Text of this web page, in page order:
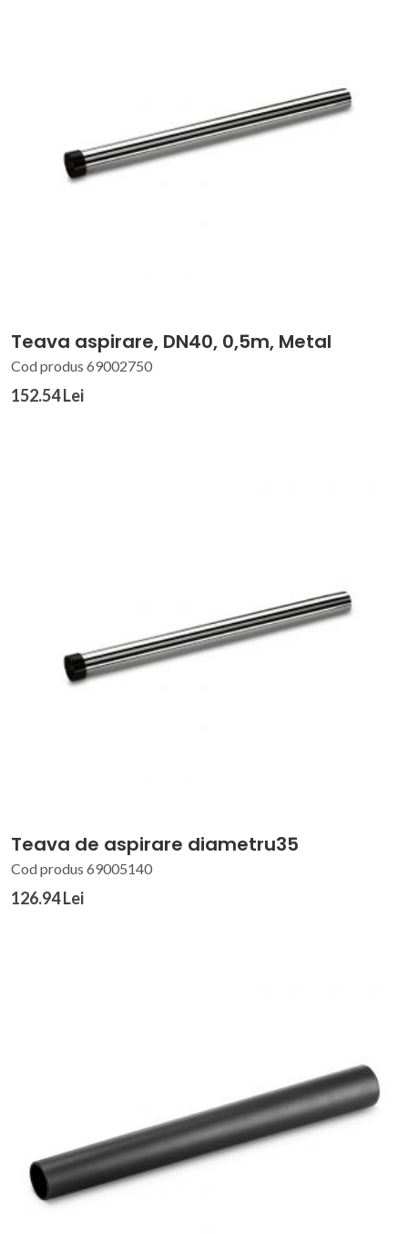
Teava aspirare, DN40, 0,5m, Metal
Cod produs 69002750
152.54 Lei
Teava de aspirare diametru35
Cod produs 69005140
126.94 Lei